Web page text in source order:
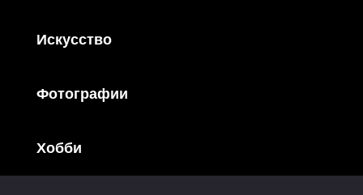
Искусство
Фотографии
Хобби